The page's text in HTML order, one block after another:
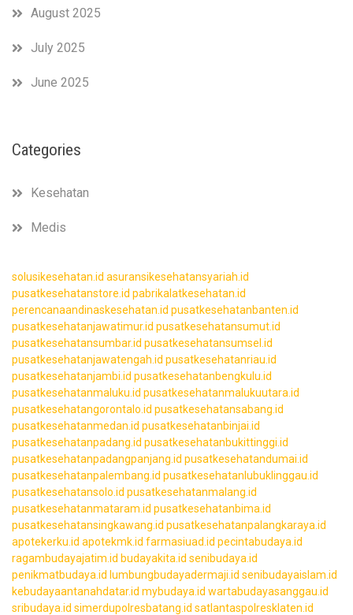
August 2025
July 2025
June 2025
Categories
Kesehatan
Medis
solusikesehatan.id asuransikesehatansyariah.id
pusatkesehatanstore.id pabrikalatkesehatan.id
perencanaandinaskesehatan.id pusatkesehatanbanten.id
pusatkesehatanjawatimur.id pusatkesehatansumut.id
pusatkesehatansumbar.id pusatkesehatansumsel.id
pusatkesehatanjawatengah.id pusatkesehatanriau.id
pusatkesehatanjambi.id pusatkesehatanbengkulu.id
pusatkesehatanmaluku.id pusatkesehatanmalukuutara.id
pusatkesehatangorontalo.id pusatkesehatansabang.id
pusatkesehatanmedan.id pusatkesehatanbinjai.id
pusatkesehatanpadang.id pusatkesehatanbukittinggi.id
pusatkesehatanpadangpanjang.id pusatkesehatandumai.id
pusatkesehatanpalembang.id pusatkesehatanlubuklinggau.id
pusatkesehatansolo.id pusatkesehatanmalang.id
pusatkesehatanmataram.id pusatkesehatanbima.id
pusatkesehatansingkawang.id pusatkesehatanpalangkaraya.id
apotekerku.id apotekmk.id farmasiuad.id pecintabudaya.id
ragambudayajatim.id budayakita.id senibudaya.id
penikmatbudaya.id lumbungbudayadermaji.id senibudayaislam.id
kebudayaantanahdatar.id mybudaya.id wartabudayasanggau.id
sribudaya.id simerdupolresbatang.id satlantaspolresklaten.id